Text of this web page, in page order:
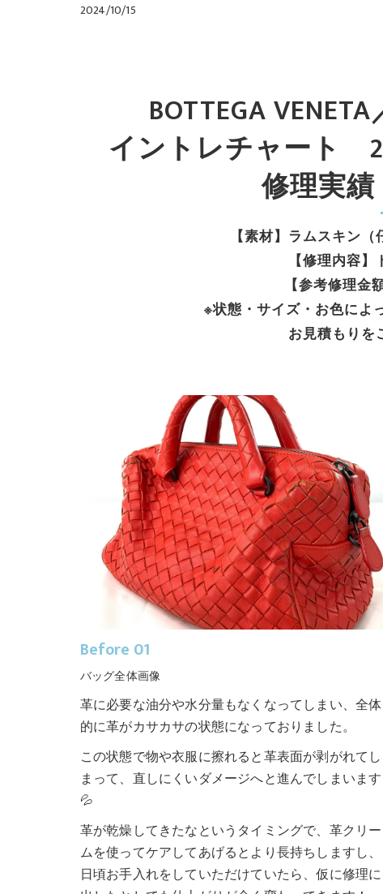
2024/10/15
【素材】ラムスキン
【修理内容
【参考修理
※状態・サイズ・お色によ
お見積もりを
BOTTEGA
イントレチャート
修理実績
Before 01
バッグ全体画像
革に必要な油分や水分量もなくなってしまい、全体
的に革がカサカサの状態になっておりました。
この状態で物や衣服に擦れると革表面が剥がれてし
まって、直しにくいダメージへと進んでしまいます
💦
革が乾燥してきたなというタイミングで、革クリー
ムを使ってケアしてあげるとより長持ちしますし、
日頃お手入れをしていただけていたら、仮に修理に